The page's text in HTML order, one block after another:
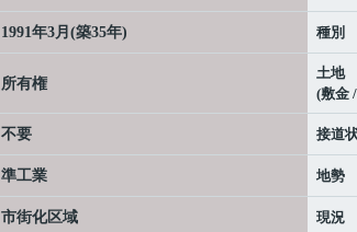
1991年3月(築35年) 種別
所有権
土地
(敷金
不要 接道
準工業 地勢
市街化区域 現況